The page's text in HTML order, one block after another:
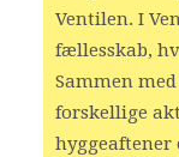
Ventilen. I
fællesskab,
Sammen
forskellige
hyggeaftener